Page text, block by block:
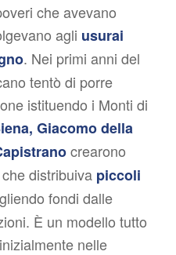
che avevano
agli usurai
. Nei primi anni del
tentò di porre
istituendo i Monti di
Giacomo della
crearono
distribuiva piccoli
fondi dalle
È un modello tutto
nelle